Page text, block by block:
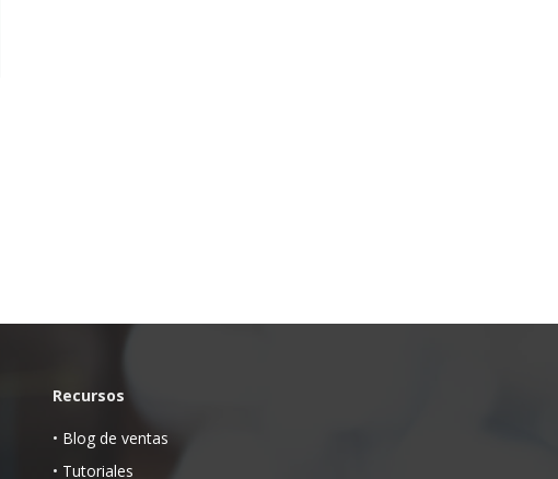
Recursos
• Blog de ventas
• Tutoriales